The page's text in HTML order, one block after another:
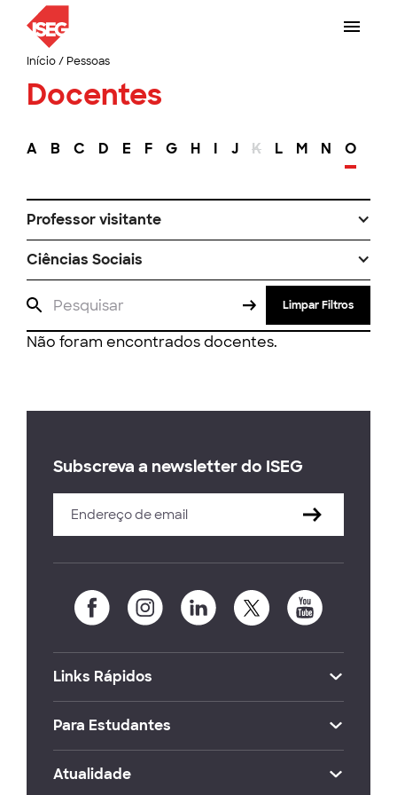
Início/ Pessoas
Docentes
A B C D E F G H I J K L M N O
Professor visitante
Ciências Sociais
Limpar Filtros
Não foram encontrados docentes.
Subscreva a newsletter do ISEG
Links Rápidos
Para Estudantes
Atualidade